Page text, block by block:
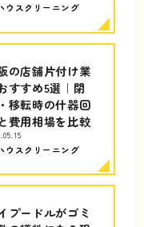
ウスクリーニング
の店舗片付け業
すすめ5選｜閉
移転時の什器回
費用相場を比較
ウスクリーニング
プードルがゴミ